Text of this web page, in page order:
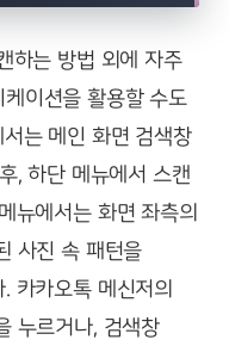
하는 방법 외에 자주
이션을 활용할 수도
는 메인 화면 검색창
, 하단 메뉴에서 스캔
뉴에서는 화면 좌측의
사진 속 패턴을
카카오톡 메신저의
누르거나, 검색창